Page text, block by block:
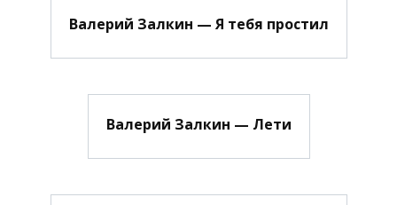
Валерий Залкин — Я тебя простил
Валерий Залкин — Лети